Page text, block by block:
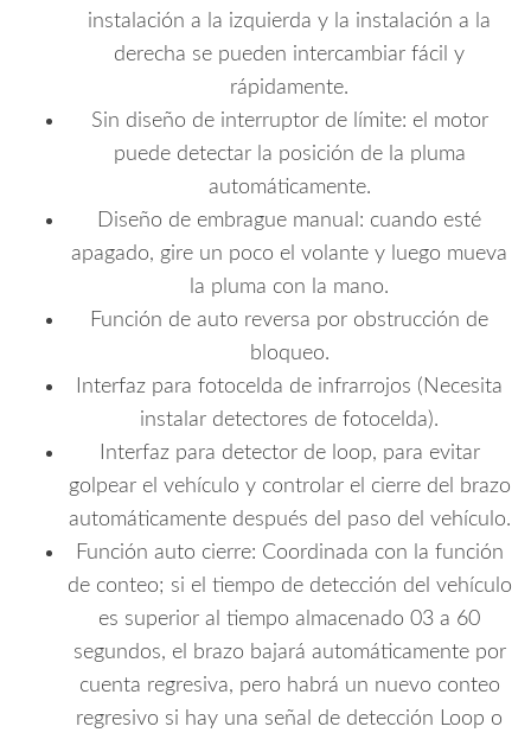
instalación a la izquierda y la instalación a la
derecha se pueden intercambiar fácil y
rápidamente.
Sin diseño de interruptor de límite: el motor
puede detectar la posición de la pluma
automáticamente.
Diseño de embrague manual: cuando esté
apagado, gire un poco el volante y luego mueva
la pluma con la mano.
Función de auto reversa por obstrucción de
bloqueo.
Interfaz para fotocelda de infrarrojos (Necesita
instalar detectores de fotocelda).
Interfaz para detector de loop, para evitar
golpear el vehículo y controlar el cierre del brazo
automáticamente después del paso del vehículo.
Función auto cierre: Coordinada con la función
de conteo; si el tiempo de detección del vehículo
es superior al tiempo almacenado 03 a 60
segundos, el brazo bajará automáticamente por
cuenta regresiva, pero habrá un nuevo conteo
regresivo si hay una señal de detección Loop o